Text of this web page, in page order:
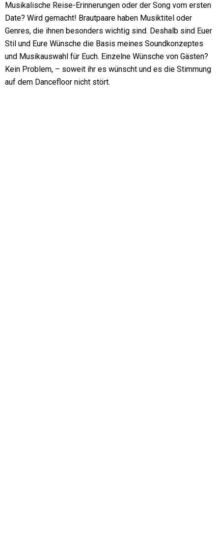
Musikalische Reise-Erinnerungen oder der Song vom ersten
Date? Wird gemacht! Brautpaare haben Musiktitel oder
Genres, die ihnen besonders wichtig sind. Deshalb sind Euer
Stil und Eure Wünsche die Basis meines Soundkonzeptes
und Musikauswahl für Euch. Einzelne Wünsche von Gästen?
Kein Problem, – soweit ihr es wünscht und es die Stimmung
auf dem Dancefloor nicht stört.